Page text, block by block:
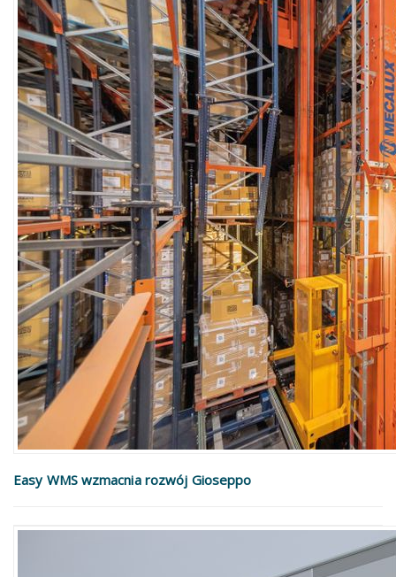
Easy WMS wzmacnia rozwój Gioseppo